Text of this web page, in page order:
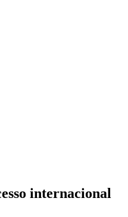
internacional